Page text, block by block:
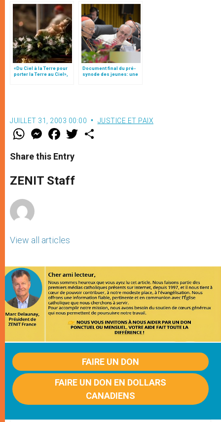
«Du Ciel à la Terre pour
porter la Terre au Ciel»,
Document final du pré-
synode des jeunes: une
JUILLET 31, 2003 00:00 JUSTICE ET PAIX
W
t
s
p
p
M
e
s
e
g
e
F
a
e
b
o
k
w
Share this Entry
ZENIT Staff
View all articles
FAIRE UN DON
FAIRE UN DON EN DOLLARS
CANADIENS